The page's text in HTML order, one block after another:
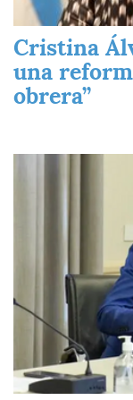
Cristina
una
obrera”